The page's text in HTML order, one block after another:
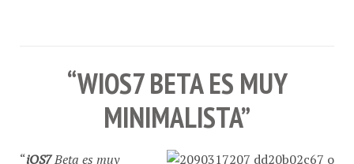
“WIOS7 BETA ES MUY
MINIMALISTA”
minimalista, atrapa y hace sentir que tengo un nuevo